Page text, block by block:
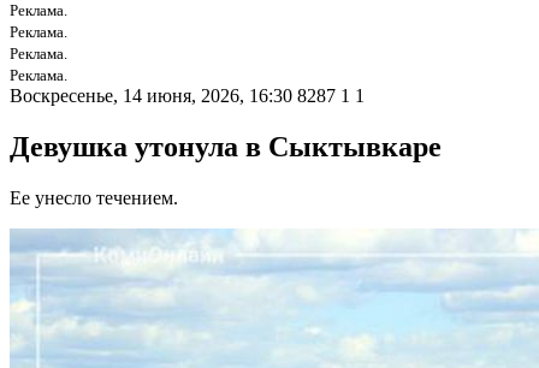
Реклама.
Реклама.
Реклама.
Реклама.
Воскресенье, 14 июня, 2026, 16:30 8287 1 1
Девушка утонула в Сыктывкаре
Ее унесло течением.